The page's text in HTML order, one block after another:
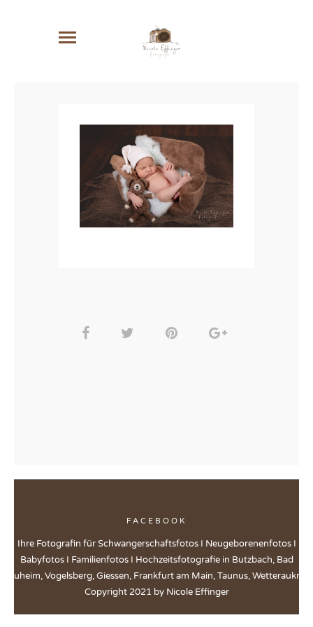
FACEBOOK
Ihre Fotografin für Schwangerschaftsfotos I Neugeborenenfotos I
Babyfotos I Familienfotos I Hochzeitsfotografie in Butzbach, Bad
Nauheim, Vogelsberg, Giessen, Frankfurt am Main, Taunus, Wetteraukreis
Copyright 2021 by Nicole Effinger